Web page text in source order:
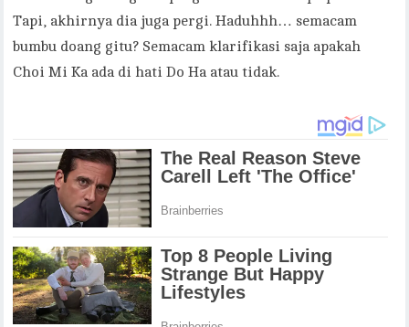
Tapi, akhirnya dia juga pergi. Haduhhh… semacam
bumbu doang gitu? Semacam klarifikasi saja apakah
Choi Mi Ka ada di hati Do Ha atau tidak.